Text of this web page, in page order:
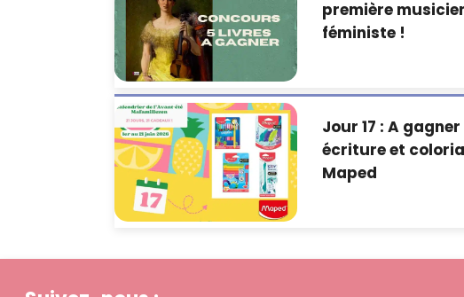
première
féministe !
Jour 17 : A
écriture et
Maped